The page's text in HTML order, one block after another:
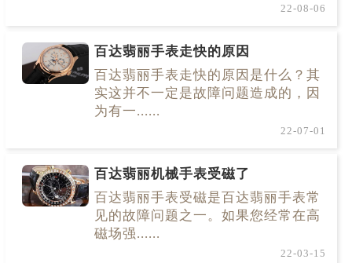
22-08-06
百达翡丽手表走快的原因
百达翡丽手表走快的原因是什么？其
实这并不一定是故障问题造成的，因
为有一......
22-07-01
百达翡丽机械手表受磁了
百达翡丽手表受磁是百达翡丽手表常
见的故障问题之一。如果您经常在高
磁场强......
22-03-15